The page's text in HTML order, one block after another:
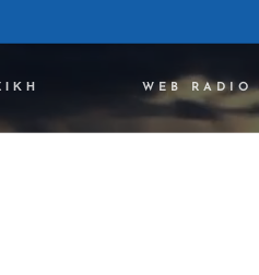
✔✔✔ WEB RADIO